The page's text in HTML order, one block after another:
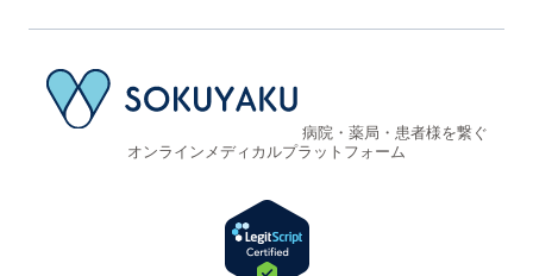
病院・薬局・患者様を繋ぐ
オンラインメディカルプラットフォーム